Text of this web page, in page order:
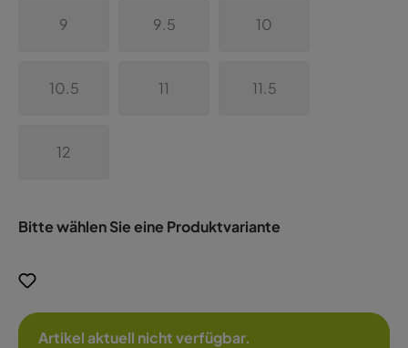
9 9.5 10
10.5 11 11.5
12
Bitte wählen Sie eine Produktvariante
Artikel aktuell nicht verfügbar.